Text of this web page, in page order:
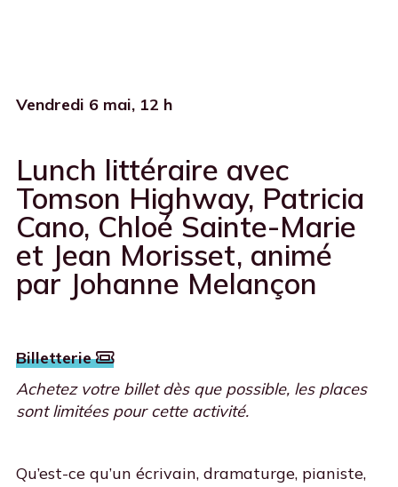
Vendredi 6 mai, 12 h
Lunch littéraire avec
Tomson Highway, Patricia
Cano, Chloé Sainte-Marie
et Jean Morisset, animé
par Johanne Melançon
Billetterie
Achetez votre billet dès que possible, les places
sont limitées pour cette activité.
Qu’est-ce qu’un écrivain, dramaturge, pianiste,